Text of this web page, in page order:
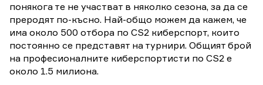
понякога те не участват в няколко сезона, за да се
преродят по-късно. Най-общо можем да кажем, че
има около 500 отбора по CS2 киберспорт, които
постоянно се представят на турнири. Общият брой
на професионалните киберспортисти по CS2 е
около 1.5 милиона.